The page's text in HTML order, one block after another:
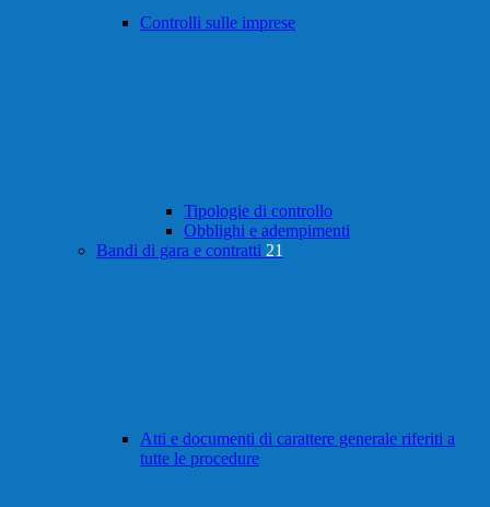
Controlli sulle imprese
Tipologie di controllo
Obblighi e adempimenti
Bandi di gara e contratti 21
Atti e documenti di carattere generale riferiti a
tutte le procedure